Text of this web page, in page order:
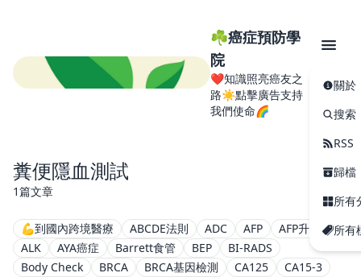
☘️癌症預防學
院
❤️知識照亮癌友之
路☀️點擊廣告支持
我們使命🌈
關於
搜索
RSS
歸檔
所有
所有
糞便隱血測試
1篇文章
💪到國內跨境醫療 ABCDE法則 ADC AFP
AFP升高
ALK
AYA癌症 Barrett食管 BEP
BI-RADS
Body Check
BRCA BRCA基因檢測 CA125
CA15-3